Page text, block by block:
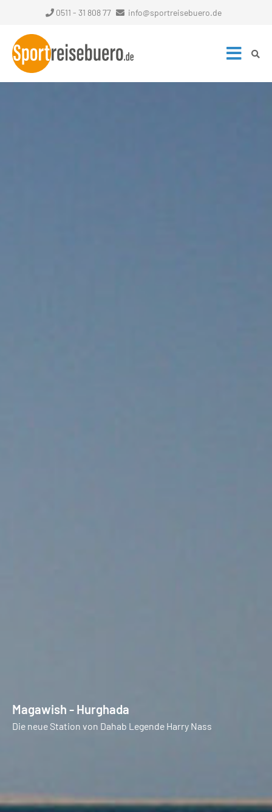
0511 - 31 808 77 info@sportreisebuero.de
Magawish - Hurghada
Die neue Station von Dahab Legende Harry Nass